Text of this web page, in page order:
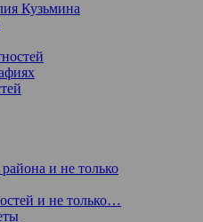
Кузьмина
и не только
и не только…